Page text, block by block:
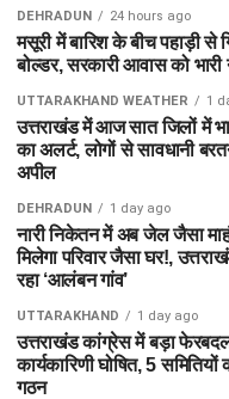
DEHRADUN 24 hours ago
मसूरी में बारिश के बीच पहाड़ी से
बोल्डर, सरकारी आवास को
UTTARAKHAND WEATHER 1
उत्तराखंड में आज सात जिलों में
का अलर्ट, लोगों से सावधानी
अपील
DEHRADUN 1 day ago
नारी निकेतन में अब जेल जैसा
मिलेगा परिवार जैसा घर!,
रहा ‘आलंबन गांव’
UTTARAKHAND 1 day ago
उत्तराखंड कांग्रेस में बड़ा
कार्यकारिणी घोषित, 5 समितियों
गठन